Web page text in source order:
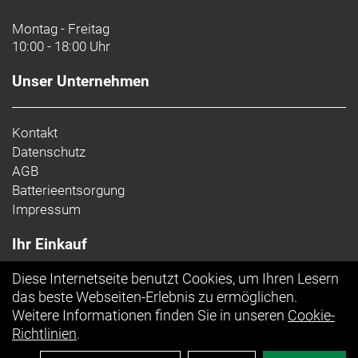
Lenkervorbau: Trek RCS Pro, -7 Grad, 90 mm Länge
Sattel: Verse Short Pro, Carbonstreben, 145 mm
Breite
Sattelstütze: KVF Aero-Carbonsattelstütze, 20 mm
Versatz, 280 mm Länge
Räder: Bontrager Aeolus RSL 37, OCLV Carbon,
Tubeless Ready, 37 mm Profilhöhe, 100 x 12 mm
Bontrager Aeolus RSL 37, OCLV Carbon, Tubeless
Ready, 37 mm Profilhöhe, 142 x 12 mm Steckachse
Montag - Freitag
10:00 - 18:00 Uhr
Unser Unternehmen
Kontakt
Datenschutz
AGB
Batterieentsorgung
Impressum
Ihr Einkauf
Top Artikel
Diese Internetseite benutzt Cookies, um Ihren Lesern
das beste Webseiten-Erlebnis zu ermöglichen.
Weitere Informationen finden Sie in unseren Cookie-
Richtlinien.